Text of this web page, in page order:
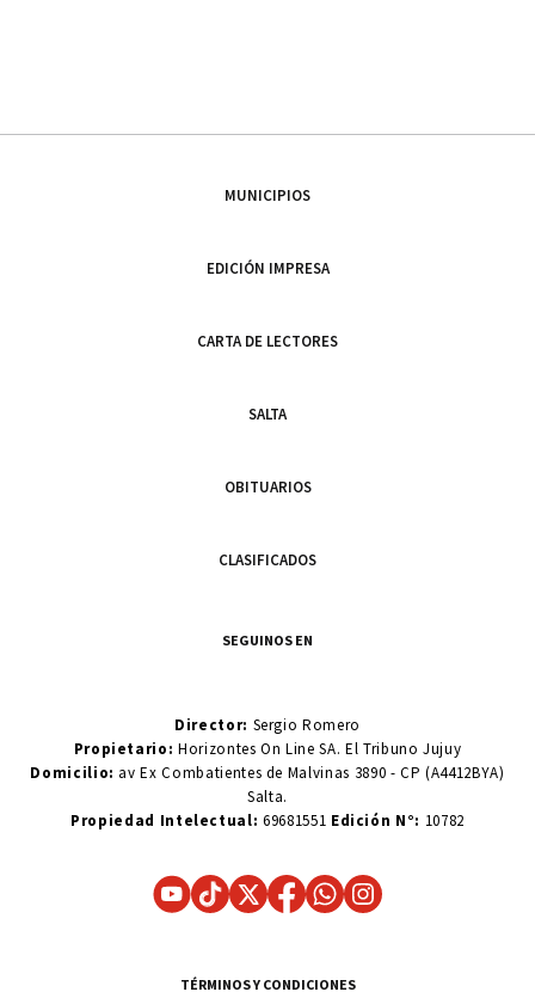
MUNICIPIOS
EDICIÓN IMPRESA
CARTA DE LECTORES
SALTA
OBITUARIOS
CLASIFICADOS
SEGUINOS EN
Director: Sergio Romero
Propietario:Horizontes On Line SA. El Tribuno Jujuy
Domicilio: av Ex Combatientes de Malvinas 3890 - CP (A4412BYA)
Salta.
Propiedad Intelectual: 69681551 Edición N°: 10782
TÉRMINOS Y CONDICIONES